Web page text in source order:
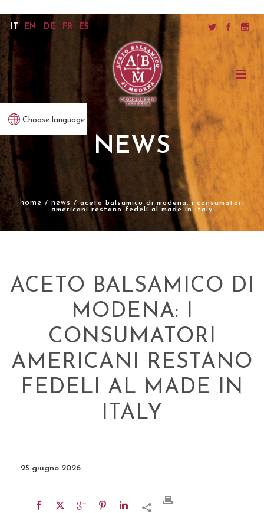
Choose language
NEWS
home / news / aceto balsamico di modena: i consumatori
americani restano fedeli al made in italy
IT EN DE FR ES
ACETO BALSAMICO DI
MODENA: I
CONSUMATORI
AMERICANI RESTANO
FEDELI AL MADE IN
ITALY
25 giugno 2026